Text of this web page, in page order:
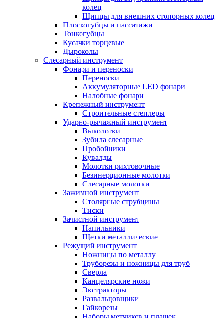
колец
Щипцы для внешних стопорных колец
Плоскогубцы и пассатижи
Тонкогубцы
Кусачки торцевые
Дыроколы
Слесарный инструмент
Фонари и переноски
Переноски
Аккумуляторные LED фонари
Налобные фонари
Крепежный инструмент
Строительные степлеры
Ударно-рычажный инструмент
Выколотки
Зубила слесарные
Пробойники
Кувалды
Молотки рихтовочные
Безинерционные молотки
Слесарные молотки
Зажимной инструмент
Столярные струбцины
Тиски
Зачистной инструмент
Напильники
Щетки металлические
Режущий инструмент
Ножницы по металлу
Труборезы и ножницы для труб
Сверла
Канцелярские ножи
Экстракторы
Развальцовщики
Гайкорезы
Наборы метчиков и плашек